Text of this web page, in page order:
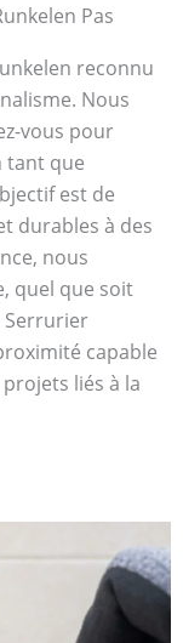
Pas
reconnu
Nous
vous pour
tant que
est de
durables à des
nous
quel que soit
Serrurier
capable
liés à la